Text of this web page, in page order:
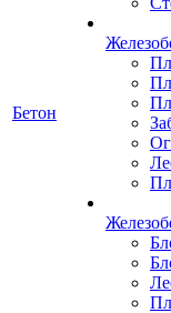
Бетон